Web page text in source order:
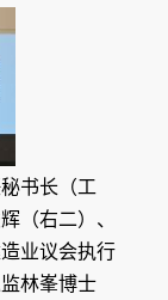
书长（工
（右二）、
业议会执行
林峯博士